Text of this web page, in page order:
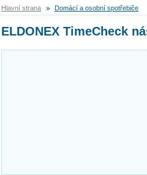
Hlavní strana Domácí a osobní spotřebiče
ELDONEX TimeCheck